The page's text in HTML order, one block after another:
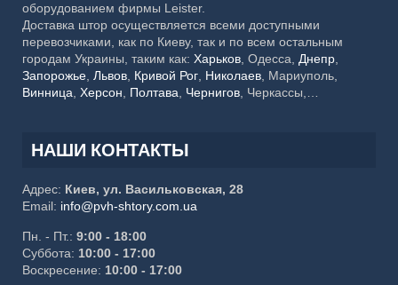
оборудованием фирмы Leister.
Доставка штор осуществляется всеми доступными
перевозчиками, как по Киеву, так и по всем остальным
городам Украины, таким как: Харьков , Одесса, Днепр
Запорожье Львов Кривой Рог Николаев , Мариуполь,
Винница Херсон Полтава Чернигов , Черкассы,
Кременчуг, Луцк, Белая Церковь, Краматорск, Мелитополь,
Ужгород, Славянск, Никополь, Бердянск, Бровары,
НАШИ КОНТАКТЫ
Адрес: Киев, ул. Васильковская, 28
Email: info@pvh-shtory.com.ua
Пн. - Пт.: 9:00 - 18:00
Суббота: 10:00 - 17:00
Воскресение: 10:00 - 17:00